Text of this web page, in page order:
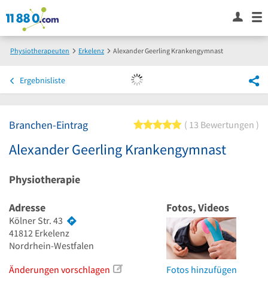
Physiotherapeuten Erkelenz Alexander Geerling Krankengymnast
Ergebnisliste
Branchen-Eintrag 5 von 5 Sternen
13 Bewertungen
Alexander Geerling Krankengymnast
Physiotherapie
Adresse
Kölner Str. 43
41812 Erkelenz
Nordrhein-Westfalen
Änderungen vorschlagen
Fotos, Videos
Fotos hinzufügen